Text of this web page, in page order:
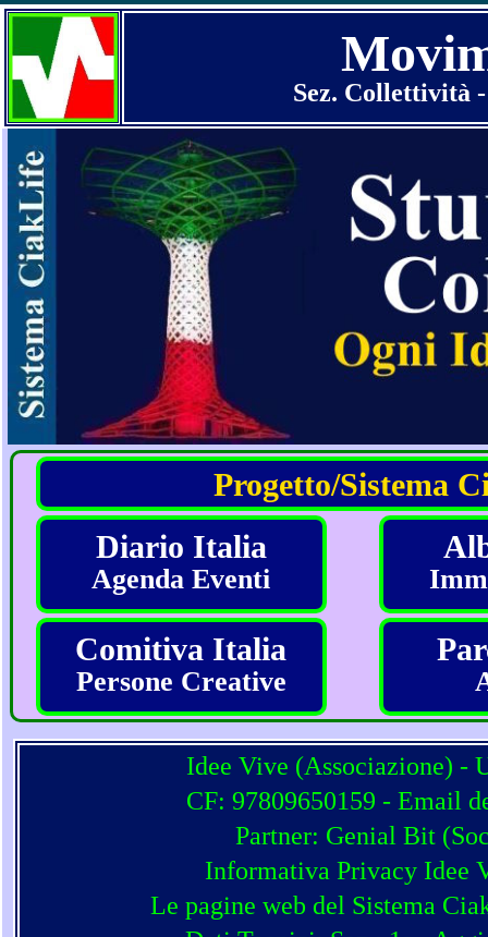
Sez. Collettività
Progetto/Sistema
Diario Italia
Agenda Eventi
Comitiva Italia
Persone Creative
Idee Vive (Associazione) -
CF: 97809650159 - Email
Partner: Genial Bit (
Informativa Privacy Idee
Le pagine web del Sistema